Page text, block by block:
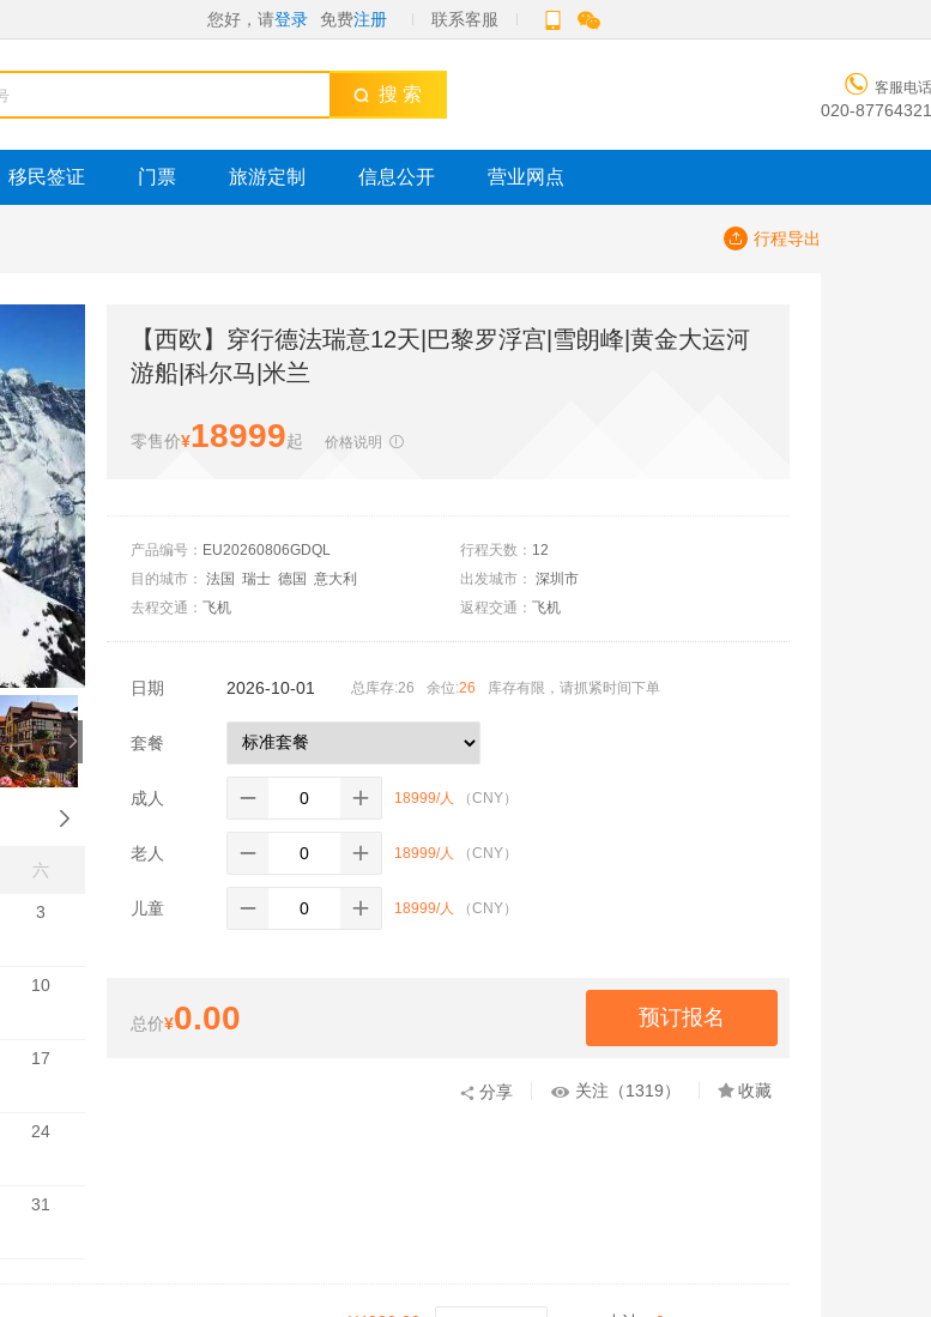
您好，请登录 免费注册 联系客服
搜 索  客服电话
020-87764321
移民签证 门票 旅游定制 信息公开 营业网点
 行程导出

六
3
10
17
24
31
【西欧】穿行德法瑞意12天|巴黎罗浮宫|雪朗峰|黄金大运河
游船|科尔马|米兰
零售价¥18999起 价格说明 
产品编号： EU20260806GDQL 行程天数： 12
目的城市： 法国 瑞士 德国 意大利 出发城市： 深圳市
去程交通： 飞机 返程交通： 飞机
日期 2026-10-01 总库存:26 余位:26 库存有限，请抓紧时间下单
套餐
成人   18999/人 （CNY）
老人   18999/人 （CNY）
儿童   18999/人 （CNY）
总价¥0.00
 收藏
 关注（1319）
 分享